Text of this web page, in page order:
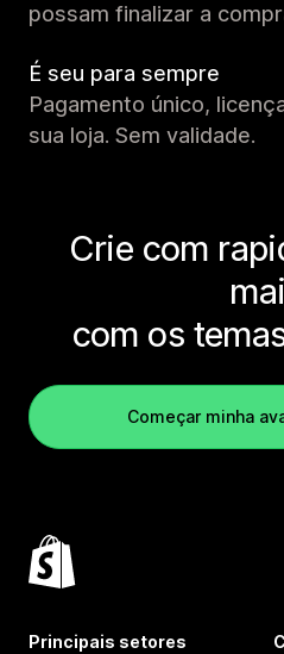
possam finalizar a
É seu para sempre
Pagamento único,
sua loja. Sem validade.
Crie com
com os
Começar minha
Principais setores